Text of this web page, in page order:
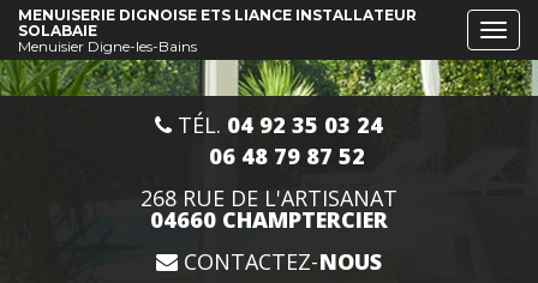
Aller
contenu
principal
MENUISERIE DIGNOISE ETS LIANCE INSTALLATEUR
SOLABAIE
Menuisier Digne-les-Bains
TÉL. 04 92 35 03 24
06 48 79 87 52
268 RUE DE L'ARTISANAT
04660 CHAMPTERCIER
CONTACTEZ-NOUS